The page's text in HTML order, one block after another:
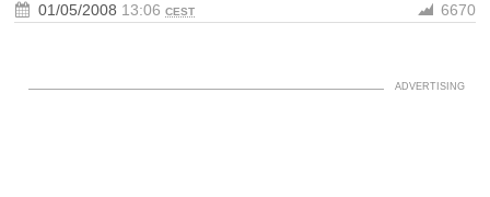
01/05/2008 13:06CEST 6670